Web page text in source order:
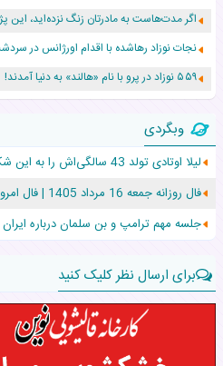
اگر مدت‌هاست به مادرتان زنگ نزده‌اید، این
نجات نوزاد رهاشده با اقدام اورژانس در
۵۵۹ نوزاد در پرو با نام «هالند» به دنیا آمدند!
زن ۲۴ ساله پس از درمان سرطان رحم، مادر شد
افزایش قد این دختر، چند میلیون دلار برای
حرکت غیرقانونی یک پرستار، جان دوقلوها را
عجیب‌ترین تولد در ۵/۵/۵ امسال که همه را شوکه کرد!
وبگردی
لیلا اوتادی تولد 43 سالگی‌اش را به این شکل جشن گرفت
فال روزانه جمعه 16 مرداد 1405 | فال امروز| Daily Omen
جلسه مهم ترامپ و بن سلمان درباره ایران
برای ارسال نظر کلیک کنید
نام: